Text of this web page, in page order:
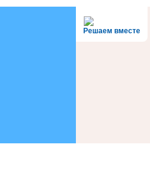
Решаем вместе